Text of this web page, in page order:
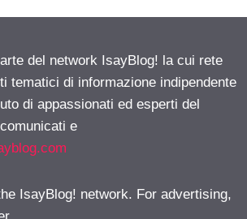
del network IsayBlog! la cui rete
tematici di informazione indipendente
di appassionati ed esperti del
e
IsayBlog! network. For advertising,